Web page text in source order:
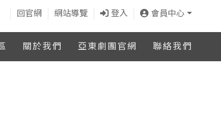
回官網 網站導覽 登入 會員中心
關於我們 亞東劇團官網 聯絡我們